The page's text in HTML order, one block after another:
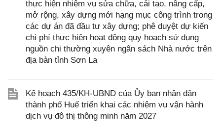
thực hiện nhiệm vụ sửa chữa, cải tạo, nâng cấp,
mở rộng, xây dựng mới hạng mục công trình trong
các dự án đã đầu tư xây dựng; phê duyệt dự kiến
chi phí thực hiện hoạt động quy hoạch sử dụng
nguồn chi thường xuyên ngân sách Nhà nước trên
địa bàn tỉnh Sơn La
Kế hoạch 435/KH-UBND của Ủy ban nhân dân
thành phố Huế triển khai các nhiệm vụ vận hành
dịch vụ đô thị thông minh năm 2027